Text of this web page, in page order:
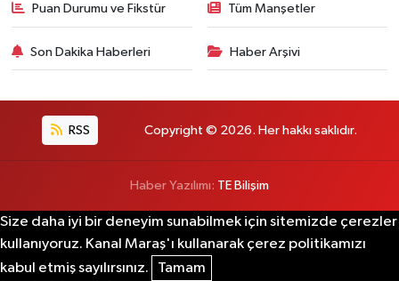
Puan Durumu ve Fikstür Tüm Manşetler
Son Dakika Haberleri Haber Arşivi
RSS Copyright © 2026. Her hakkı saklıdır.
Haber Yazılımı: TE Bilişim
Size daha iyi bir deneyim sunabilmek için sitemizde çerezler
kullanıyoruz. Kanal Maraş'ı kullanarak çerez politikamızı
kabul etmiş sayılırsınız.
Tamam